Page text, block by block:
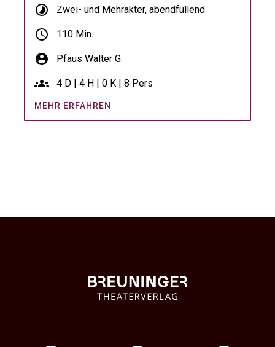
timelapse Zwei- und Mehrakter, abendfüllend
schedule 110 Min.
account_circle Pfaus Walter G.
groups 4 D | 4 H | 0 K | 8 Pers
MEHR ERFAHREN